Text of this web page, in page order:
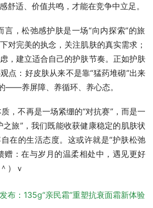
适、价值共鸣，才能在竞争中立足。
对完美的执念，关注肌肤的真实需求；
，建立适合自己的护肤节奏。正如护肤
点：好皮肤从来不是靠“猛药堆砌”出来
——养屏障、养循环、养心态。
之旅”，我们既能收获健康稳定的肌肤状
在的生活态度。这或许就是“护肤松弛
赠：在与岁月的温柔相处中，遇见更好
）ｖ
布：135g“亲民霜”重塑抗衰面霜新体验